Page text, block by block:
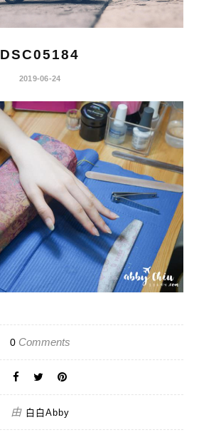
DSC05184
2019-06-24
0Comments
由 白白Abby